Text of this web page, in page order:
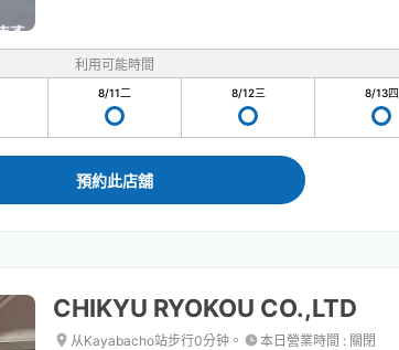
利用可能時間
8/11二 8/12三 8/13四
預約此店舖
CHIKYU RYOKOU CO.,LTD
从Kayabacho站步行0分钟。 本日營業時間 : 關閉